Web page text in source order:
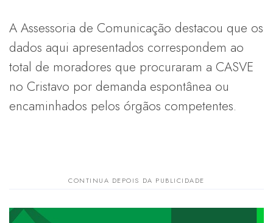
A Assessoria de Comunicação destacou que os
dados aqui apresentados correspondem ao
total de moradores que procuraram a CASVE
no Cristavo por demanda espontânea ou
encaminhados pelos órgãos competentes.